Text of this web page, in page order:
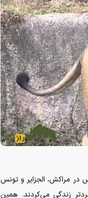
در مراکش، الجزایر و تونس
زندگی می‌کردند. همین